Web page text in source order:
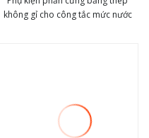
không gỉ cho công tắc mức nước